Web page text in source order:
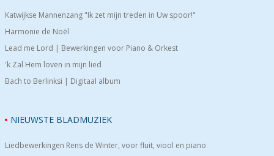
Katwijkse Mannenzang "Ik zet mijn treden in Uw spoor!"
Harmonie de Noël
Lead me Lord | Bewerkingen voor Piano & Orkest
'k Zal Hem loven in mijn lied
Bach to Berlinksi | Digitaal album
NIEUWSTE BLADMUZIEK
Liedbewerkingen Rens de Winter, voor fluit, viool en piano